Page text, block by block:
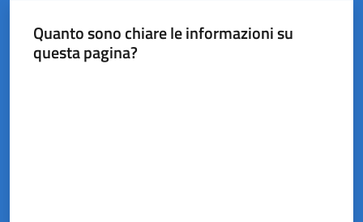
Quanto sono chiare le informazioni su
questa pagina?